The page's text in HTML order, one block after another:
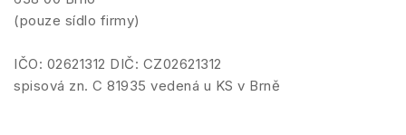
(pouze sídlo firmy)
IČO: 02621312 DIČ: CZ02621312
spisová zn. C 81935 vedená u KS v Brně